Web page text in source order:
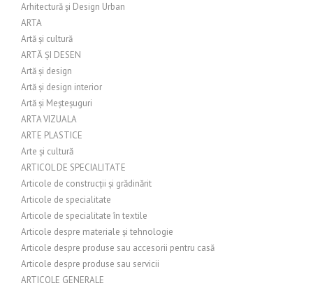
Arhitectură și Design Urban
ARTA
Artă și cultură
ARTĂ ȘI DESEN
Artă și design
Artă și design interior
Artă și Meșteșuguri
ARTA VIZUALA
ARTE PLASTICE
Arte și cultură
ARTICOL DE SPECIALITATE
Articole de construcții și grădinărit
Articole de specialitate
Articole de specialitate în textile
Articole despre materiale și tehnologie
Articole despre produse sau accesorii pentru casă
Articole despre produse sau servicii
ARTICOLE GENERALE